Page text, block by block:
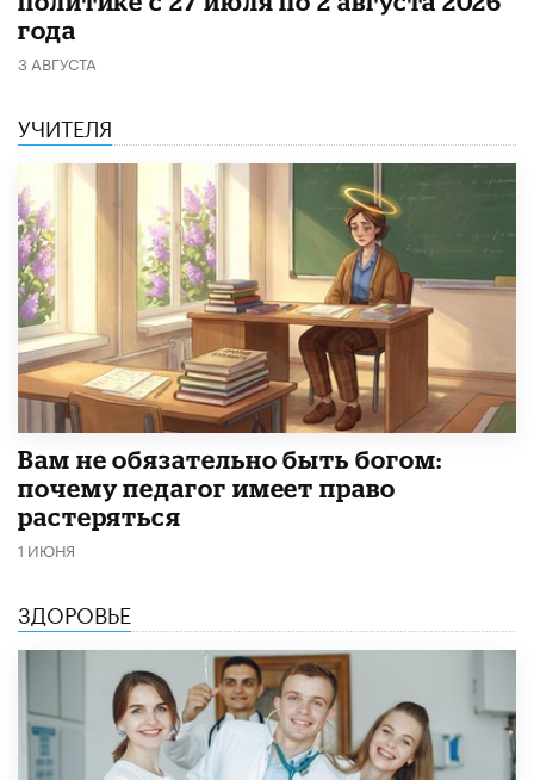
года
3 АВГУСТА
УЧИТЕЛЯ
​Вам не обязательно быть богом:
почему педагог имеет право
растеряться
1 ИЮНЯ
ЗДОРОВЬЕ